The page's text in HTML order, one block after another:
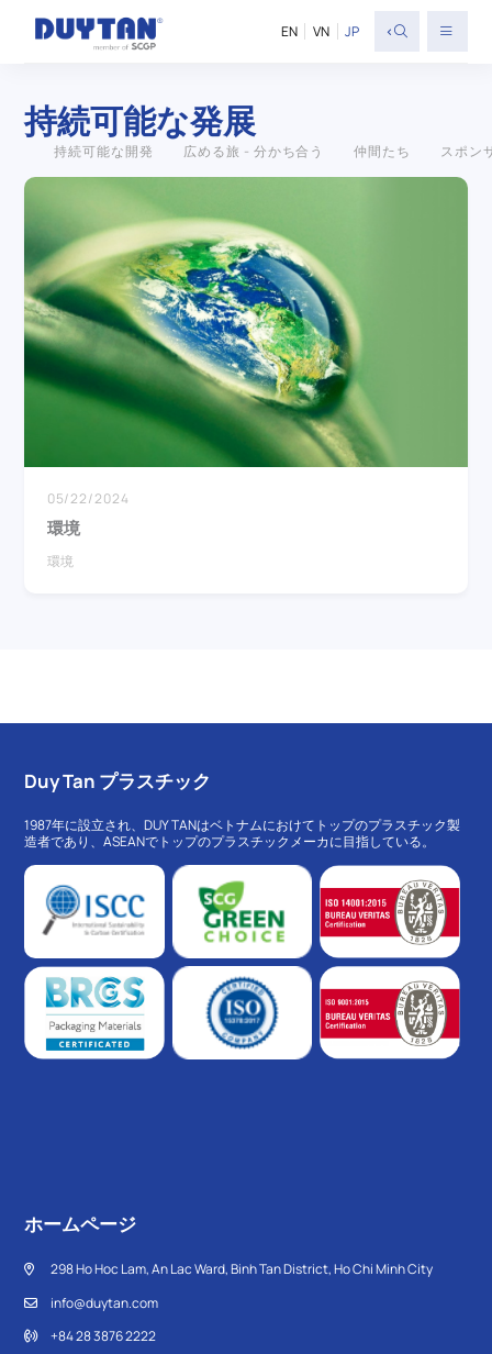
EN VN JP <
持続可能な発展
持続可能な開発 広める旅 - 分かち合う 仲間たち スポン
05/22/2024
環境
環境
Duy Tan プラスチック
1987年に設立され、DUY TANはベトナムにおけてトップのプラスチック製
造者であり、ASEANでトップのプラスチックメーカに目指している。
ホームページ
298 Ho Hoc Lam, An Lac Ward, Binh Tan District, Ho Chi Minh City
info@duytan.com
+84 28 3876 2222